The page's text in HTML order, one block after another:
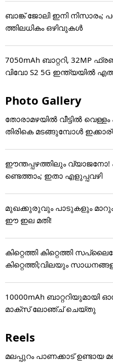
ബാങ്ക് ജോലി ഇനി നിസാരം;
ത്തിലധികം ഒഴിവുകൾ
7050mAh ബാറ്ററി, 32MP
വിവോ S2 5G ഇന്ത്യയിൽ
Photo Gallery
തോരാമഴയിൽ വീട്ടിൽ
തിരികെ മടങ്ങുമ്പോൾ
ഈന്തപ്പഴത്തിലും
ണ്ടെത്താം; ഇതാ എളുപ്പവഴി
മുഖക്കുരുവും പാടുകളും മാറും,
ഈ ഇല മതി!
കിറ്റെത്തി കിറ്റെത്തി
കിറ്റെത്തി;വിലയും
10000mAh ബാറ്ററിയുമായി
മാക്സ് ലോഞ്ച് ചെയ്തു
Reels
മലപ്പുറം പാണക്കാട് ഉണ്ടായ